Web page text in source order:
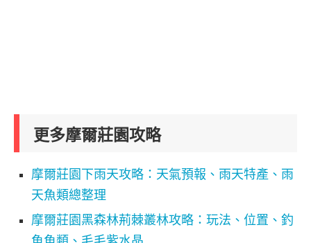
更多摩爾莊園攻略
摩爾莊園下雨天攻略：天氣預報、雨天特產、雨
天魚類總整理
摩爾莊園黑森林荊棘叢林攻略：玩法、位置、釣